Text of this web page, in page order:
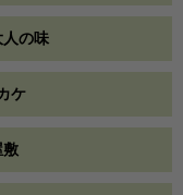
人の味
ケ
敷